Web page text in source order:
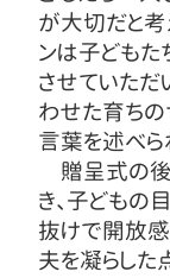
が大切だと考
ンは子どもた
させていただ
わせた育ちの
言葉を述べら
贈呈式の
き、子ども
抜けで開放感
夫を凝らした